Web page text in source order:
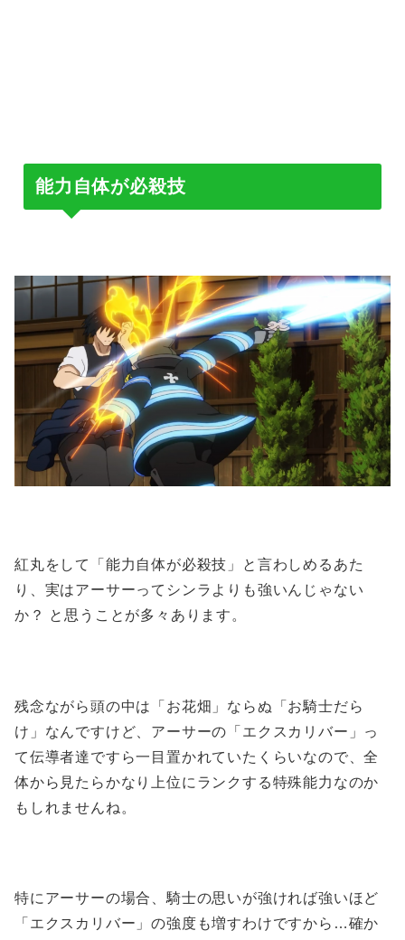
能力自体が必殺技
紅丸をして「能力自体が必殺技」と言わしめるあた
り、実はアーサーってシンラよりも強いんじゃない
か？ と思うことが多々あります。
残念ながら頭の中は「お花畑」ならぬ「お騎士だら
け」なんですけど、アーサーの「エクスカリバー」っ
て伝導者達ですら一目置かれていたくらいなので、全
体から見たらかなり上位にランクする特殊能力なのか
もしれませんね。
特にアーサーの場合、騎士の思いが強ければ強いほど
「エクスカリバー」の強度も増すわけですから…確か